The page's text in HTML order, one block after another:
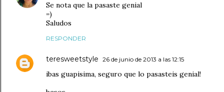
Se nota que la pasaste genial
=)
Saludos
RESPONDER
teresweetstyle 26 de junio de 2013 a las 12:15
ibas guapisima, seguro que lo pasasteis genial!